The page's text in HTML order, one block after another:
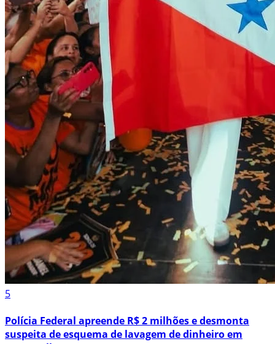
5
Polícia Federal apreende R$ 2 milhões e desmonta
suspeita de esquema de lavagem de dinheiro em